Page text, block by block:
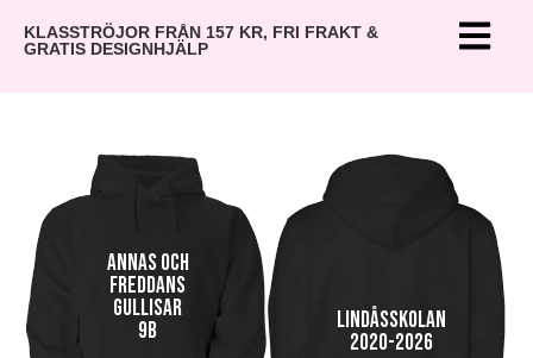
KLASSTRÖJOR FRÅN 157 KR, FRI FRAKT &
GRATIS DESIGNHJÄLP
Annas och
Freddans
gullisar
9B
Lindåsskolan
2020-2026